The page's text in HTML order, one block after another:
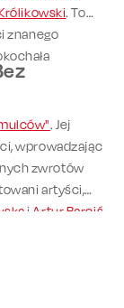
. To
znanego
. Jej
wprowadzając
zwrotów
artyści,
i Artur Barciś